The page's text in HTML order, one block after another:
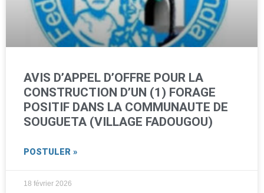
AVIS D’APPEL D’OFFRE POUR LA
CONSTRUCTION D’UN (1) FORAGE
POSITIF DANS LA COMMUNAUTE DE
SOUGUETA (VILLAGE FADOUGOU)
POSTULER »
18 février 2026